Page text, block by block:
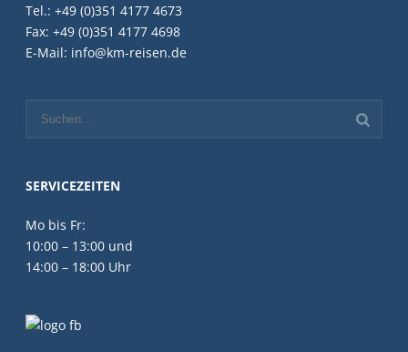
Tel.: +49 (0)351 4177 4673
Fax: +49 (0)351 4177 4698
E-Mail: info@km-reisen.de
SERVICEZEITEN
Mo bis Fr:
10:00 – 13:00 und
14:00 – 18:00 Uhr